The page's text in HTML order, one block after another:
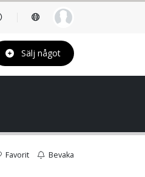
Sälj något
Favorit Bevaka